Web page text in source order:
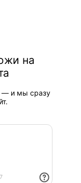
на
— и мы сразу